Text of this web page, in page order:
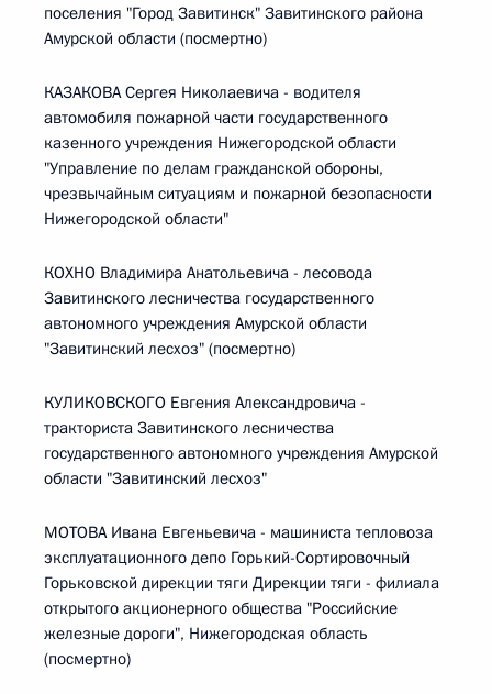
поселения "Город Завитинск" Завитинского района
Амурской области (посмертно)
КАЗАКОВА Сергея Николаевича - водителя
автомобиля пожарной части государственного
казенного учреждения Нижегородской области
"Управление по делам гражданской обороны,
чрезвычайным ситуациям и пожарной безопасности
Нижегородской области"
КОХНО Владимира Анатольевича - лесовода
Завитинского лесничества государственного
автономного учреждения Амурской области
"Завитинский лесхоз" (посмертно)
КУЛИКОВСКОГО Евгения Александровича -
тракториста Завитинского лесничества
государственного автономного учреждения Амурской
области "Завитинский лесхоз"
МОТОВА Ивана Евгеньевича - машиниста тепловоза
эксплуатационного депо Горький-Сортировочный
Горьковской дирекции тяги Дирекции тяги - филиала
открытого акционерного общества "Российские
железные дороги", Нижегородская область
(посмертно)